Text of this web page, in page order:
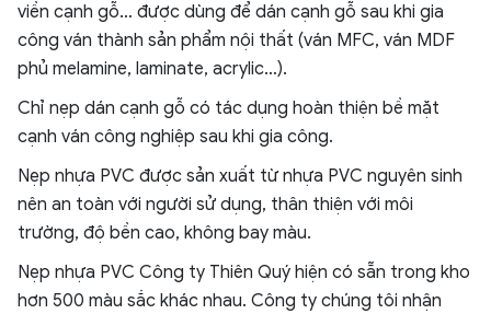
viền cạnh gỗ… được dùng để dán cạnh gỗ sau khi gia
công ván thành sản phẩm nội thất (ván MFC, ván MDF
phủ melamine, laminate, acrylic…).
Chỉ nẹp dán cạnh gỗ có tác dụng hoàn thiện bề mặt
cạnh ván công nghiệp sau khi gia công.
Nẹp nhựa PVC được sản xuất từ nhựa PVC nguyên sinh
nên an toàn với người sử dụng, thân thiện với môi
trường, độ bền cao, không bay màu.
Nẹp nhựa PVC Công ty Thiên Quý hiện có sẵn trong kho
hơn 500 màu sắc khác nhau. Công ty chúng tôi nhận